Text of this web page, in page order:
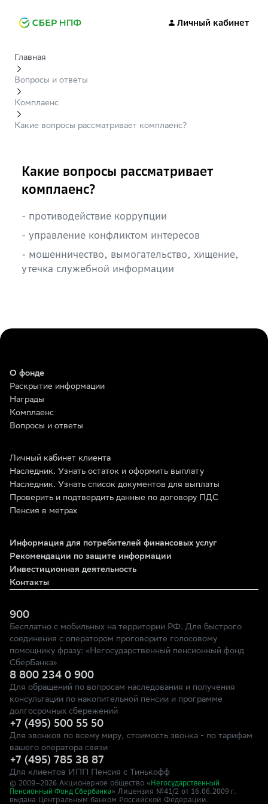
Личный кабинет
Главная
Вопросы и ответы
Комплаенс
Какие вопросы рассматривает комплаенс?
Какие вопросы рассматривает
комплаенс?
- противодействие коррупции
- управление конфликтом интересов
- мошенничество, вымогательство, хищение,
утечка служебной информации
О фонде
Раскрытие информации
Награды
Комплаенс
Вопросы и ответы
Личный кабинет клиента
Наследник. Узнать остаток и оформить выплату
Наследник. Узнать список документов для выплаты
Проверить и подтвердить данные по договору ПДС
Пенсия в метрах
Информация для потребителей финансовых услуг
Рекомендации по защите информации
Инвестиционная деятельность
Контакты
900
Бесплатно с мобильных на территории РФ. Для быстрого
соединения с оператором проговорите голосовому
помощнику фразу: «Негосударственный пенсионный фонд
СберБанка»
8 800 234 0 900
Для обращений по вопросам наследования и получения
консультации по накопительной пенсии и программе
долгосрочных сбережений
+7 (495) 500 55 50
Для звонков по всему миру, стоимость звонка - по тарифам
вашего оператора связи
+7 (495) 785 38 87
Для клиентов ИПП Пенсия с Тинькофф
© 2009–2026 Акционерное общество « Негосударственный
Пенсионный Фонд Сбербанка» Лицензия №41/2 от 16.06.2009 г.
выдана Центральным банком Российской Федерации.